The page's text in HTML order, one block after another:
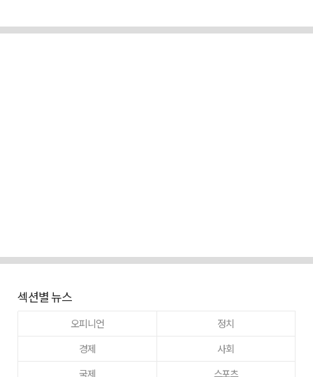
섹션별 뉴스
오피니언
정치
경제
사회
국제
스포츠